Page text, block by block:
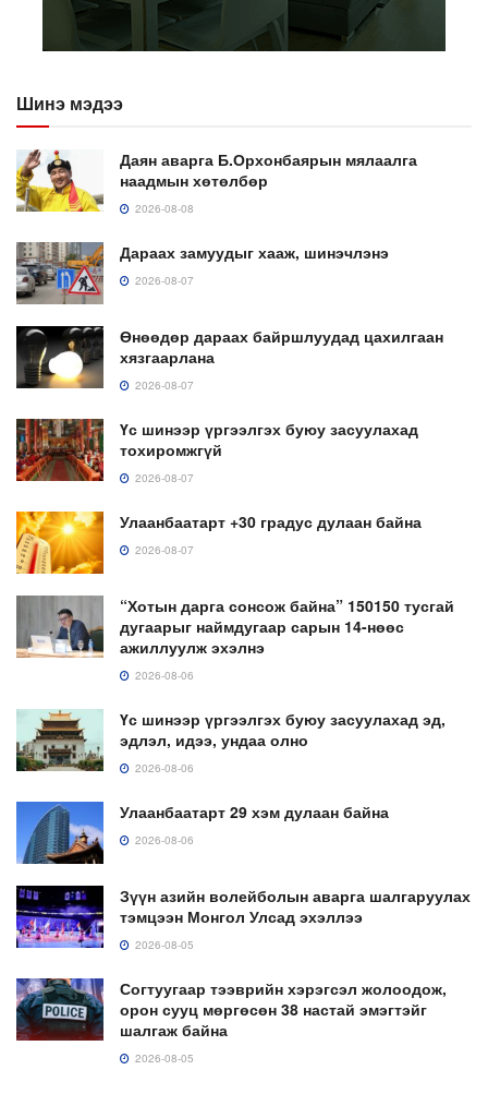
Шинэ мэдээ
Даян аварга Б.Орхонбаярын мялаалга
наадмын хөтөлбөр
2026-08-08
Дараах замуудыг хааж, шинэчлэнэ
2026-08-07
Өнөөдөр дараах байршлуудад цахилгаан
хязгаарлана
2026-08-07
Үс шинээр үргээлгэх буюу засуулахад
тохиромжгүй
2026-08-07
Улаанбаатарт +30 градус дулаан байна
2026-08-07
“Хотын дарга сонсож байна” 150150 тусгай
дугаарыг наймдугаар сарын 14-нөөс
ажиллуулж эхэлнэ
2026-08-06
Үс шинээр үргээлгэх буюу засуулахад эд,
эдлэл, идээ, ундаа олно
2026-08-06
Улаанбаатарт 29 хэм дулаан байна
2026-08-06
Зүүн азийн волейболын аварга шалгаруулах
тэмцээн Монгол Улсад эхэллээ
2026-08-05
Согтуугаар тээврийн хэрэгсэл жолоодож,
орон сууц мөргөсөн 38 настай эмэгтэйг
шалгаж байна
2026-08-05